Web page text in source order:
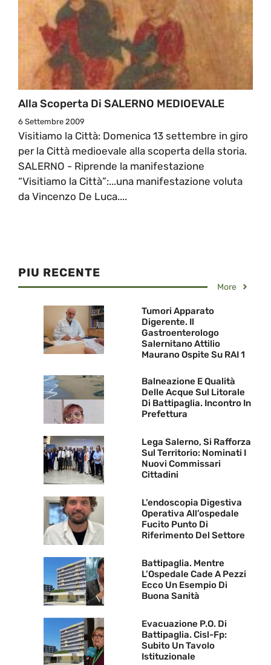
Alla Scoperta Di SALERNO MEDIOEVALE
6 Settembre 2009
Visitiamo la Città: Domenica 13 settembre in giro
per la Città medioevale alla scoperta della storia.
SALERNO - Riprende la manifestazione
“Visitiamo la Città”:...una manifestazione voluta
da Vincenzo De Luca....
PIU RECENTE
More
Tumori Apparato
Digerente. Il
Gastroenterologo
Salernitano Attilio
Maurano Ospite Su RAI 1
Balneazione E Qualità
Delle Acque Sul Litorale
Di Battipaglia. Incontro In
Prefettura
Lega Salerno, Si Rafforza
Sul Territorio: Nominati I
Nuovi Commissari
Cittadini
L’endoscopia Digestiva
Operativa All’ospedale
Fucito Punto Di
Riferimento Del Settore
Battipaglia. Mentre
L’Ospedale Cade A Pezzi
Ecco Un Esempio Di
Buona Sanità
Evacuazione P.O. Di
Battipaglia. Cisl-Fp:
Subito Un Tavolo
Istituzionale